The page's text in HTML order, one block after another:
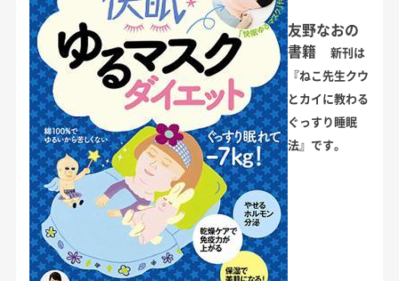
友野なおの
書籍
新刊は
『ねこ先生クウ
とカイに教わる
ぐっすり睡眠
法』です。